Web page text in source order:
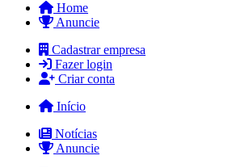
Home
Anuncie
Cadastrar empresa
Fazer login
Criar conta
Início
Notícias
Anuncie